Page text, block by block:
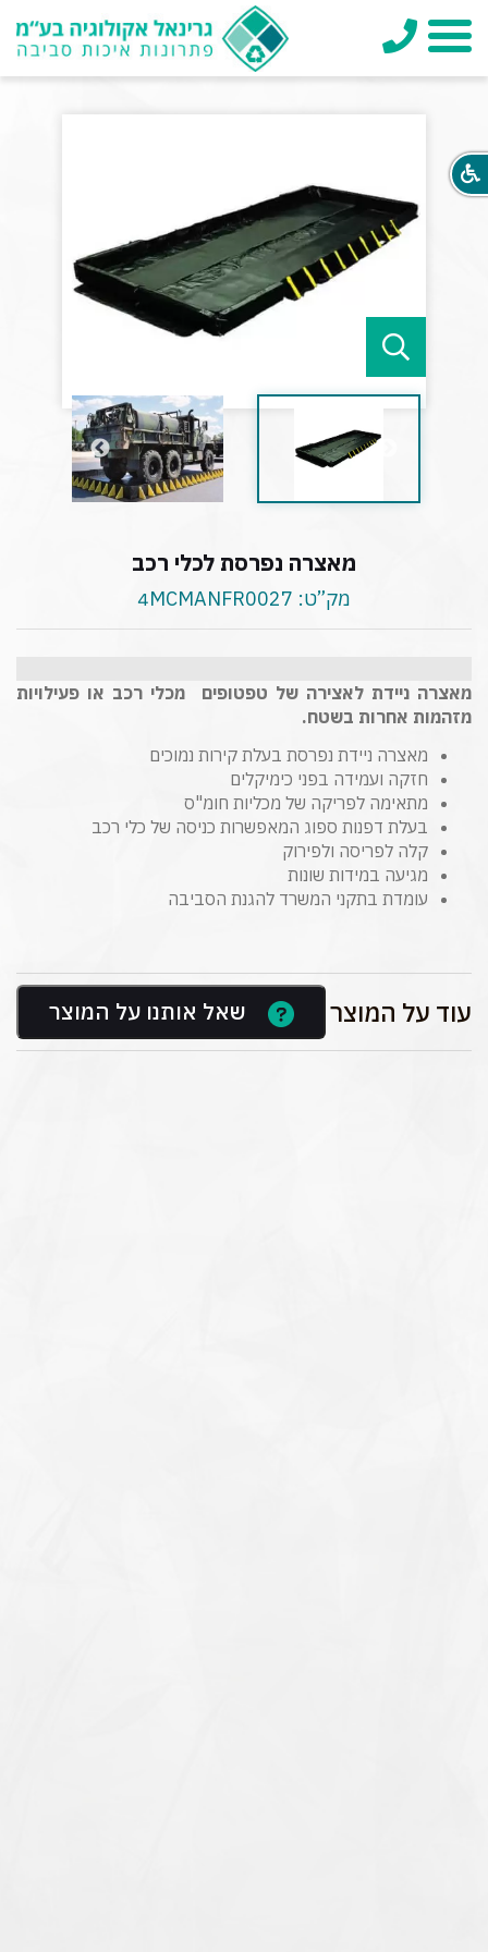
תפריט
מאצרה נפרסת לכלי רכב
מק”ט: 4MCMANFR0027
מאצרה ניידת לאצירה של טפטופים מכלי רכב או פעילויות
מזהמות אחרות בשטח.
מאצרה ניידת נפרסת בעלת קירות נמוכים
חזקה ועמידה בפני כימיקלים
מתאימה לפריקה של מכליות חומ"ס
בעלת דפנות ספוג המאפשרות כניסה של כלי רכב
קלה לפריסה ולפירוק
מגיעה במידות שונות
עומדת בתקני המשרד להגנת הסביבה
עוד על המוצר